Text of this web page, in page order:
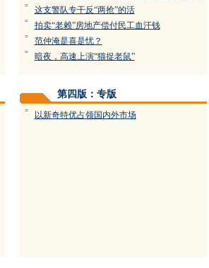
= 这支警队专干反“两抢”的活
= 拍卖“老赖”房地产偿付民工血汗钱
= 范仲淹是喜是忧？
= 暗夜，高速上演“猫捉老鼠”
第四版：专版
= 以新奇特优占领国内外市场